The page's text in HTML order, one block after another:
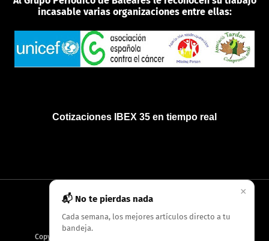
incasable varias organizaciones entre ellas:
Cotizaciones IBEX 35 en tiempo real
INICIO QUIÉNES SOMOS POLÍTICA DE PRIVACIDAD
Copyright
×
📬 No te pierdas nada
Cada semana, los mejores artículos directo a tu
bandeja.